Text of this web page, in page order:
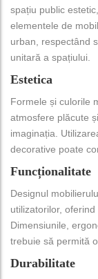
spațiu public
elementele de
urban, respectând
unitară a spațiului.
Estetica
Formele și culorile
atmosfere plăcute
imaginația.
decorative poate
Funcționalitate
Designul
utilizatorilor,
Dimensiunile,
trebuie să permită
Durabilitate